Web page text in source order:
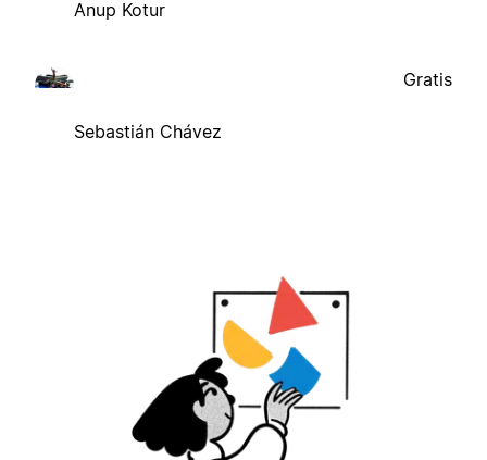
Anup Kotur
Sebastián Chávez
Gratis